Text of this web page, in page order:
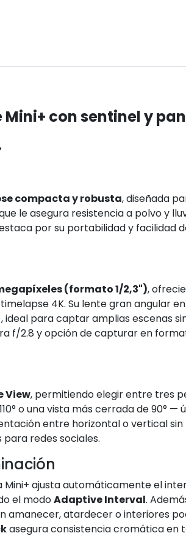
con sentinel y
compacta y robusta, diseñada
le asegura resistencia a polvo y
por su portabilidad y facilidad
(formato 1/2,3"),
4K. Su lente gran angular
ideal para captar amplias escenas
f/2.8 y opción de capturar en
View, permitiendo elegir entre tres
o una vista más cerrada de 90° —
entre horizontal o vertical
redes sociales.
ajusta automáticamente el
el modoAdaptive Interval.
amanecer, atardecer o interiores
asegura consistencia cromática en